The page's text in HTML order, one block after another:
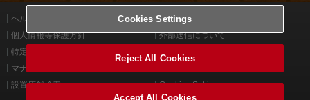
ヘルプ
利用規約
個人情報等保護方針
外部送信について
特定商取引法に基づく表示
マナー＆ルール
設置店舗検索
Cookies Settings
Cookies Settings
Reject All Cookies
Accept All Cookies